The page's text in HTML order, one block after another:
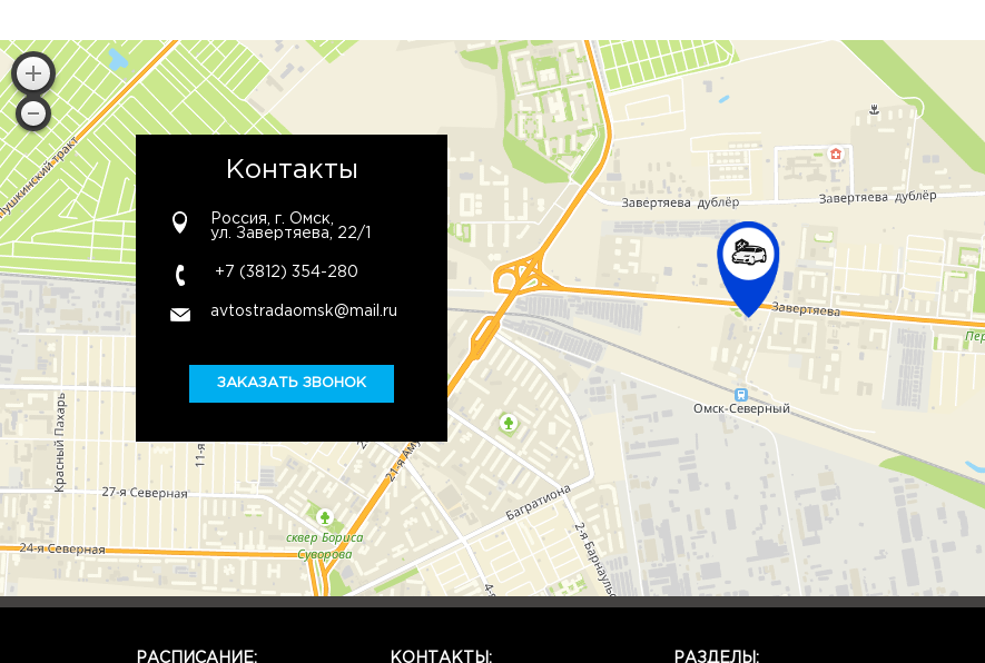
Контакты
Россия, г. Омск,
ул. Завертяева, 22/1
+7 (3812) 354-280
avtostradaomsk@mail.ru
ЗАКАЗАТЬ ЗВОНОК
РАСПИСАНИЕ: КОНТАКТЫ: РАЗДЕЛЫ: